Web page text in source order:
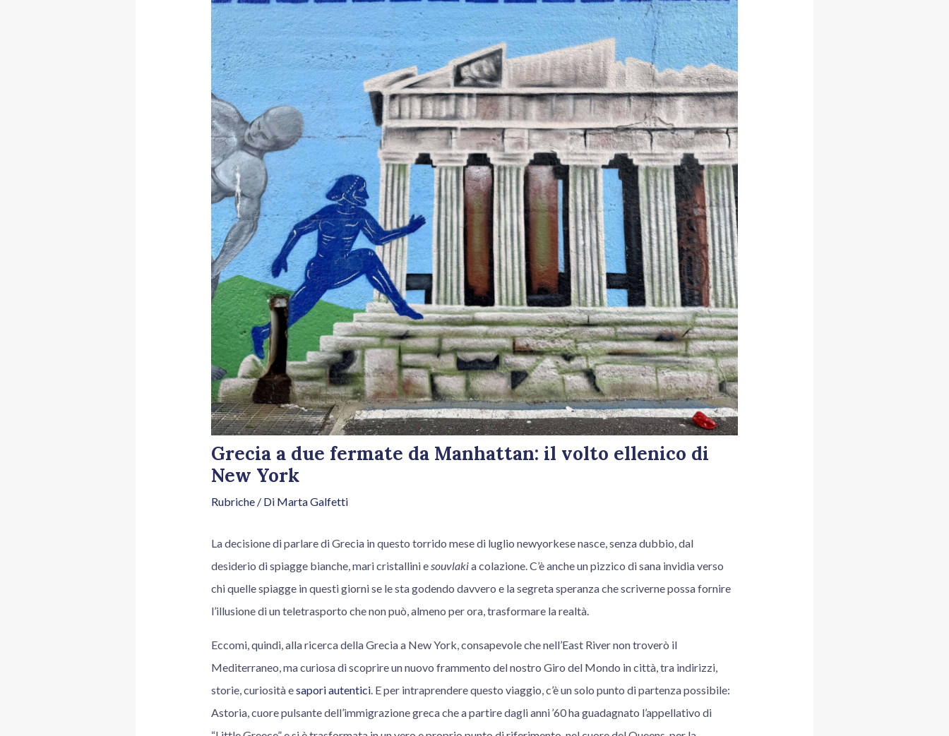
Grecia a due fermate da Manhattan: il volto ellenico di
New York
Rubriche/ Di Marta Galfetti
La decisione di parlare di Grecia in questo torrido mese di luglio newyorkese nasce, senza dubbio, dal
desiderio di spiagge bianche, mari cristallini esouvlakia colazione. C’è anche un pizzico di sana invidia verso
chi quelle spiagge in questi giorni se le sta godendo davvero e la segreta speranza che scriverne possa fornire
l’illusione di un teletrasporto che non può, almeno per ora, trasformare la realtà.
Eccomi, quindi, alla ricerca della Grecia a New York, consapevole che nell’East River non troverò il
Mediterraneo, ma curiosa di scoprire un nuovo frammento del nostro Giro del Mondo in città, tra indirizzi,
storie, curiosità esapori autentici. E per intraprendere questo viaggio, c’è un solo punto di partenza possibile:
Astoria, cuore pulsante dell’immigrazione greca che a partire dagli anni ’60 ha guadagnato l’appellativo di